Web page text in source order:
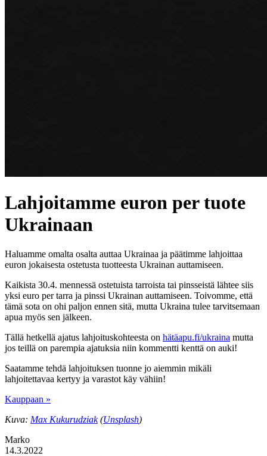
Lahjoitamme euron per tuote
Ukrainaan
Haluamme omalta osalta auttaa Ukrainaa ja päätimme lahjoittaa
euron jokaisesta ostetusta tuotteesta Ukrainan auttamiseen.
Kaikista 30.4. mennessä ostetuista tarroista tai pinsseistä lähtee siis
yksi euro per tarra ja pinssi Ukrainan auttamiseen. Toivomme, että
tämä sota on ohi paljon ennen sitä, mutta Ukraina tulee tarvitsemaan
apua myös sen jälkeen.
Tällä hetkellä ajatus lahjoituskohteesta on hätäapu.fi/ukraina mutta
jos teillä on parempia ajatuksia niin kommentti kenttä on auki!
Saatamme tehdä lahjoituksen tuonne jo aiemmin mikäli
lahjoitettavaa kertyy ja varastot käy vähiin!
Kauppaan »
Kuva: Max Kukurudziak(Unsplash)
Marko
14.3.2022